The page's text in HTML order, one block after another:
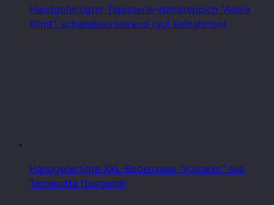
Handgefertigter Tapisserie-Wandteppich "Adele
Klimt", schallabsorbierend (auf Keilrahmen)
Handgefertigte XXL-Bodenvase "Volcanic" aus
Terrakotta (burgund)